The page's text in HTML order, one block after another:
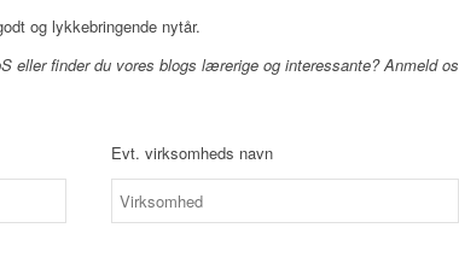
og lykkebringende nytår.
eller finder du vores blogs lærerige og interessante? Anmeld os
Evt. virksomheds navn